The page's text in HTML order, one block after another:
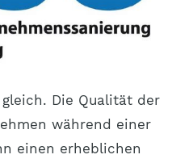
Die Qualität der
während einer
einen erheblichen